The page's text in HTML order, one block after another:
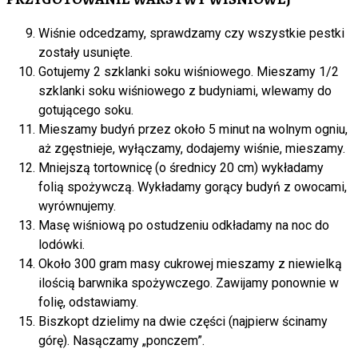
Wiśnie odcedzamy, sprawdzamy czy wszystkie pestki
zostały usunięte.
Gotujemy 2 szklanki soku wiśniowego. Mieszamy 1/2
szklanki soku wiśniowego z budyniami, wlewamy do
gotującego soku.
Mieszamy budyń przez około 5 minut na wolnym ogniu,
aż zgęstnieje, wyłączamy, dodajemy wiśnie, mieszamy.
Mniejszą tortownicę (o średnicy 20 cm) wykładamy
folią spożywczą. Wykładamy gorący budyń z owocami,
wyrównujemy.
Masę wiśniową po ostudzeniu odkładamy na noc do
lodówki.
Około 300 gram masy cukrowej mieszamy z niewielką
ilością barwnika spożywczego. Zawijamy ponownie w
folię, odstawiamy.
Biszkopt dzielimy na dwie części (najpierw ścinamy
górę). Nasączamy „ponczem”.